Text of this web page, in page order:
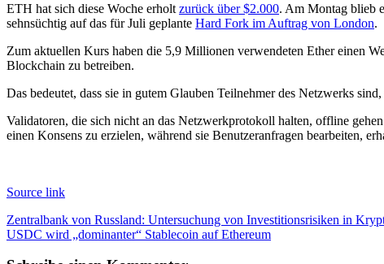
ETH hat sich diese Woche erholt zurück über $2.000. Am Montag blieb
sehnsüchtig auf das für Juli geplante Hard Fork im Auftrag von London.
Zum aktuellen Kurs haben die 5,9 Millionen verwendeten Ether einen
Blockchain zu betreiben.
Das bedeutet, dass sie in gutem Glauben Teilnehmer des Netzwerks
Validatoren, die sich nicht an das Netzwerkprotokoll halten, offline
einen Konsens zu erzielen, während sie Benutzeranfragen bearbeiten,
Source link
Beitragsnavigation
Zentralbank von Russland: Untersuchung von Investitionsrisiken in
USDC wird „dominanter“ Stablecoin auf Ethereum